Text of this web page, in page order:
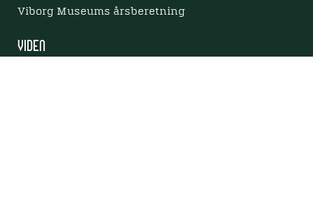
Viborg Museums årsberetning
Viden